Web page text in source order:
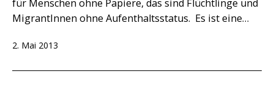
für Menschen ohne Papiere, das sind Flüchtlinge und
MigrantInnen ohne Aufenthaltsstatus. Es ist eine…
Veröffentlicht
2. Mai 2013